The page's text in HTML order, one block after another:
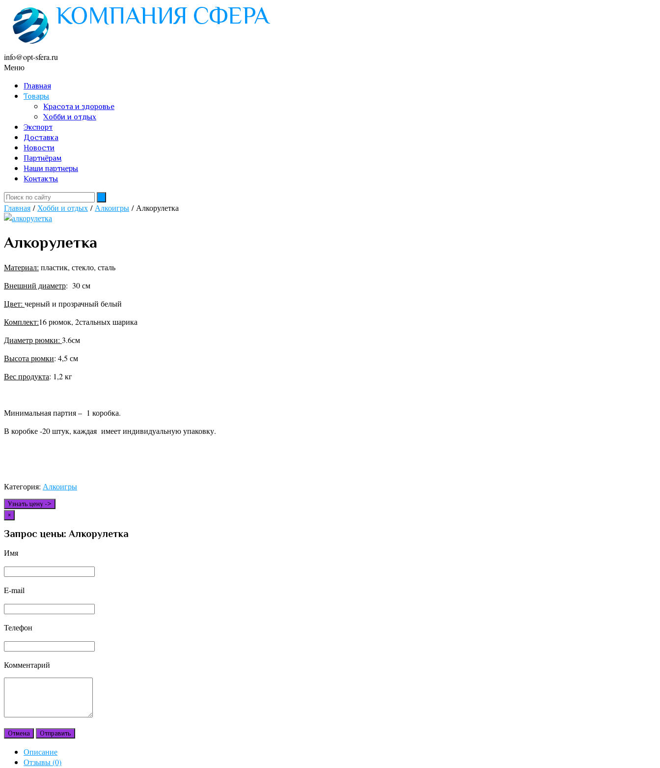
info@opt-sfera.ru
Меню
Главная
Товары
Красота и здоровье
Хобби и отдых
Экспорт
Доставка
Новости
Партнёрам
Наши партнеры
Контакты
Главная / Хобби и отдых / Алкоигры / Алкорулетка
Алкорулетка
Материал: пластик, стекло, сталь
Внешний диаметр: 30 см
Цвет: черный и прозрачный белый
Комплект:16 рюмок, 2стальных шарика
Диаметр рюмки: 3.6см
Высота рюмки: 4,5 см
Вес продукта: 1,2 кг
Минимальная партия – 1 коробка.
В коробке -20 штук, каждая имеет индивидуальную упаковку.
Категория: Алкоигры
Узнать цену ->
×
Запрос цены: Алкорулетка
Имя
E-mail
Телефон
Комментарий
Отмена Отправить
Описание
Отзывы (0)